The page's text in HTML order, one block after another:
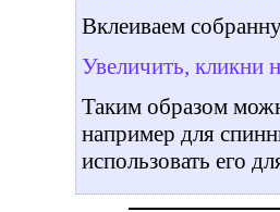
Вклеиваем
Увеличить, кликни
Таким образом
например для
использовать его